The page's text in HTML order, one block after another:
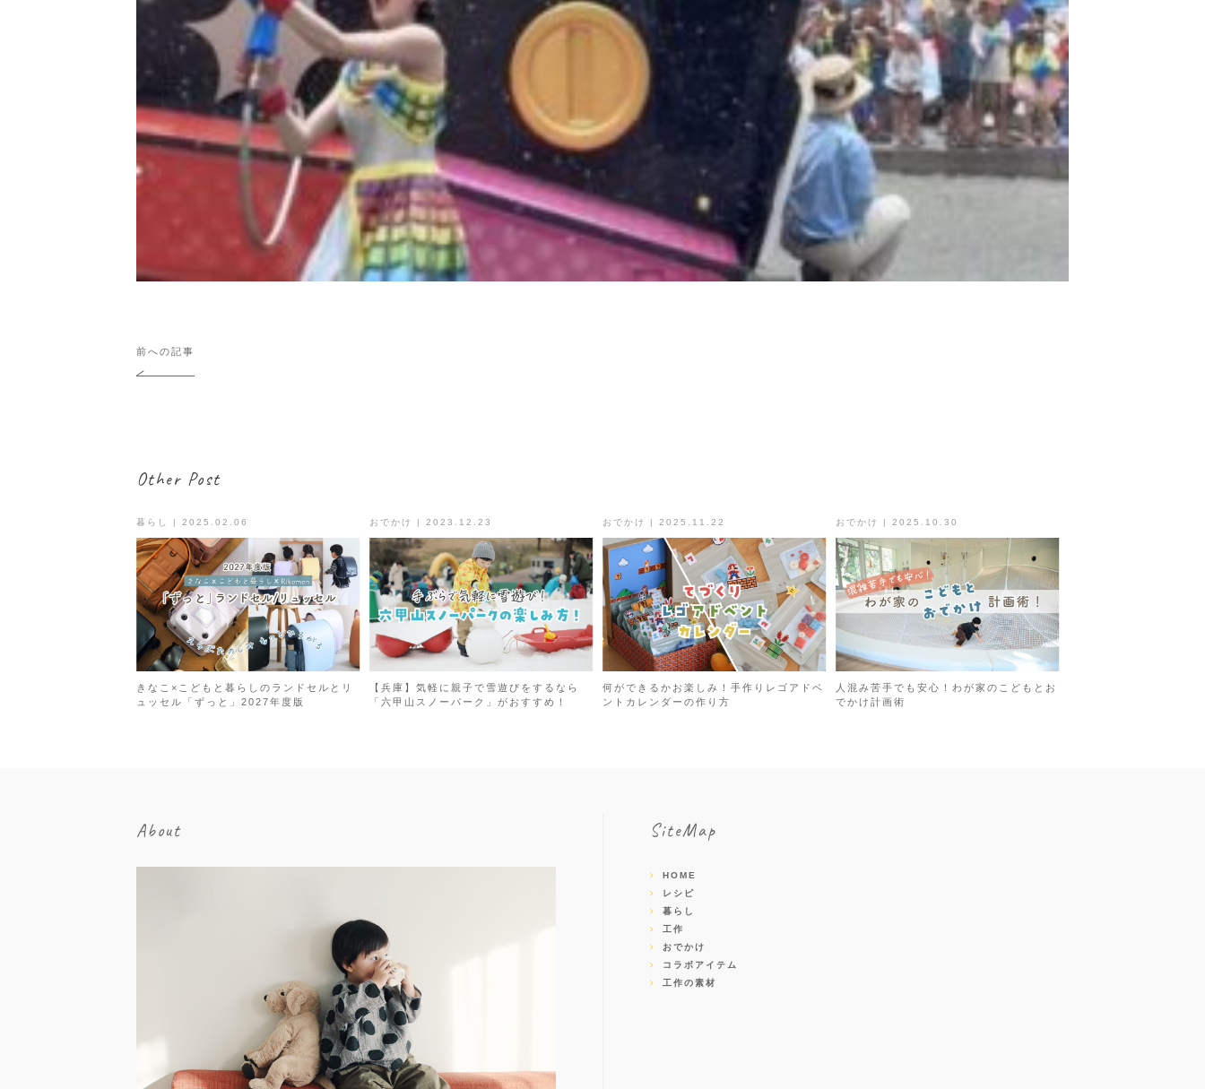
投
稿
ョ
前への記事
Other Post
暮らし | 2025.02.06
きなこ×こどもと暮らしのランドセルとリ
ュッセル「ずっと」2027年度版
おでかけ | 2023.12.23
【兵庫】気軽に親子で雪遊びをするなら
「六甲山スノーパーク」がおすすめ！
おでかけ | 2025.11.22
何ができるかお楽しみ！手作りレゴアドベ
ントカレンダーの作り方
おでかけ | 2025.10.30
人混み苦手でも安心！わが家のこどもとお
でかけ計画術
About SiteMap
HOME
レシピ
暮らし
工作
おでかけ
コラボアイテム
工作の素材